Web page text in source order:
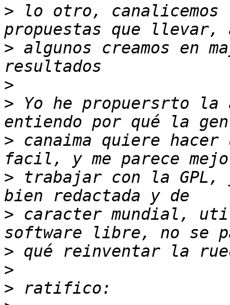
> lo otro, canalicemos
> algunos creamos en
>
> Yo he propuersrto la
> canaima quiere
> trabajar con la GPL,
> caracter mundial,
>
>
>